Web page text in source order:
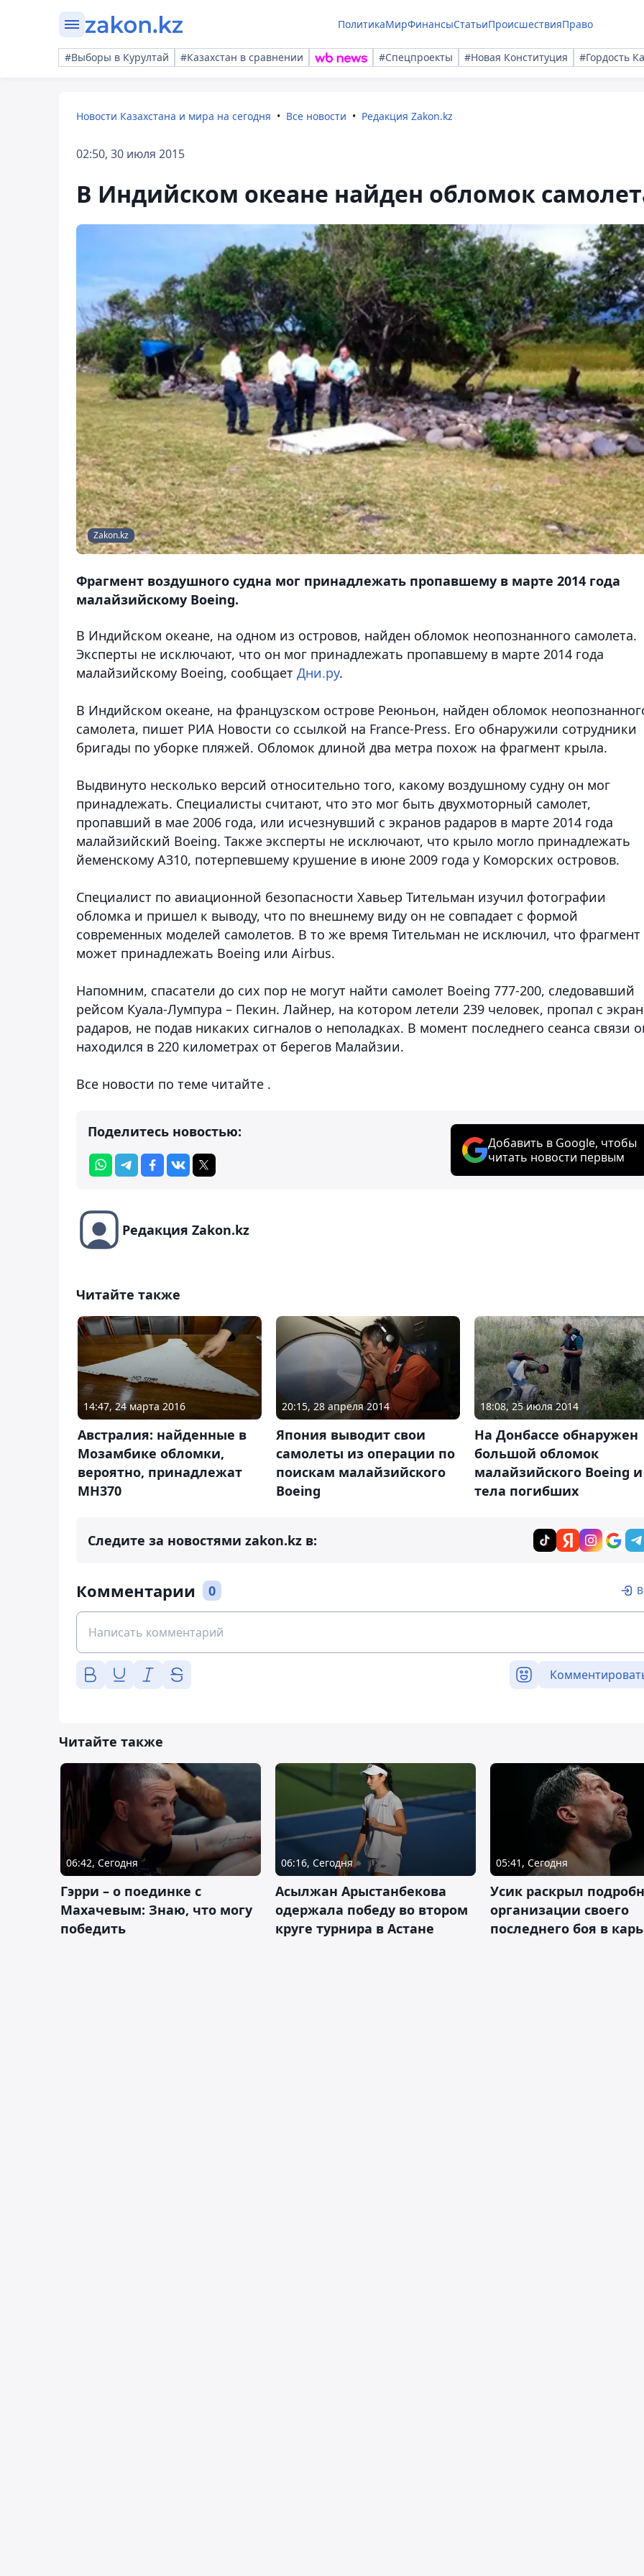
ПолитикаМирФинансыСтатьиПроисшествияПраво
#Выборы в Курултай #Казахстан в сравнении #Спецпроекты #Новая Конституция #Гордость
Новости Казахстана и мира на сегодня Все новости Редакция Zakon.kz
02:50, 30 июля 2015
В Индийском океане найден обломок
Zakon.kz
Фрагмент воздушного судна мог принадлежать пропавшему в марте 2014 года
малайзийскому Boeing.
В Индийском океане, на одном из островов, найден обломок неопознанного самолета.
Эксперты не исключают, что он мог принадлежать пропавшему в марте 2014 года
малайзийскому Boeing, сообщает Дни.ру.
В Индийском океане, на французском острове Реюньон, найден обломок
самолета, пишет РИА Новости со ссылкой на France-Press. Его обнаружили сотрудники
бригады по уборке пляжей. Обломок длиной два метра похож на фрагмент крыла.
Выдвинуто несколько версий относительно того, какому воздушному судну он мог
принадлежать. Специалисты считают, что это мог быть двухмоторный самолет,
пропавший в мае 2006 года, или исчезнувший с экранов радаров в марте 2014 года
малайзийский Boeing. Также эксперты не исключают, что крыло могло принадлежать
йеменскому А310, потерпевшему крушение в июне 2009 года у Коморских островов.
Специалист по авиационной безопасности Хавьер Тительман изучил фотографии
обломка и пришел к выводу, что по внешнему виду он не совпадает с формой
современных моделей самолетов. В то же время Тительман не исключил, что фрагмент
может принадлежать Boeing или Airbus.
Напомним, спасатели до сих пор не могут найти самолет Boeing 777-200, следовавший
рейсом Куала-Лумпура – Пекин. Лайнер, на котором летели 239 человек, пропал с
радаров, не подав никаких сигналов о неполадках. В момент последнего сеанса связи
находился в 220 километрах от берегов Малайзии.
Все новости по теме читайте .
Поделитесь новостью:
Добавить в Google, чтобы
читать новости первым
Редакция Zakon.kz
Читайте также
14:47, 24 марта 2016
Австралия: найденные в
Мозамбике обломки,
вероятно, принадлежат
MH370
20:15, 28 апреля 2014
Япония выводит свои
самолеты из операции по
поискам малайзийского
Boeing
18:08, 25 июля 2014
На Донбассе обнаружен
большой обломок
малайзийского Boeing и
тела погибших
Следите за новостями zakon.kz в:
Комментарии 0
Читайте также
06:42, Сегодня
Гэрри – о поединке с
Махачевым: Знаю, что могу
победить
06:16, Сегодня
Асылжан Арыстанбекова
одержала победу во втором
круге турнира в Астане
05:41, Сегодня
Усик раскрыл
организации своего
последнего боя в